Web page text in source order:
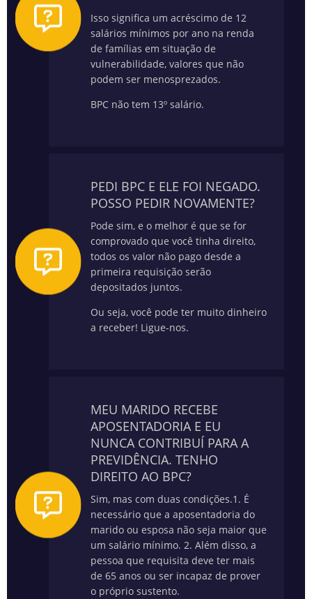
Isso significa um acréscimo de 12
salários mínimos por ano na renda
de famílias em situação de
vulnerabilidade, valores que não
podem ser menosprezados.
BPC não tem 13º salário.
PEDI BPC E ELE FOI NEGADO.
POSSO PEDIR NOVAMENTE?
Pode sim, e o melhor é que se for
comprovado que você tinha direito,
todos os valor não pago desde a
primeira requisição serão
depositados juntos.
Ou seja, você pode ter muito dinheiro
a receber! Ligue-nos.
MEU MARIDO RECEBE
APOSENTADORIA E EU
NUNCA CONTRIBUÍ PARA A
PREVIDÊNCIA. TENHO
DIREITO AO BPC?
Sim, mas com duas condições.1. É
necessário que a aposentadoria do
marido ou esposa não seja maior que
um salário mínimo. 2. Além disso, a
pessoa que requisita deve ter mais
de 65 anos ou ser incapaz de prover
o próprio sustento.